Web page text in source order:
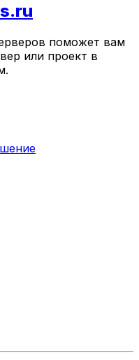
поможет вам
или проект в